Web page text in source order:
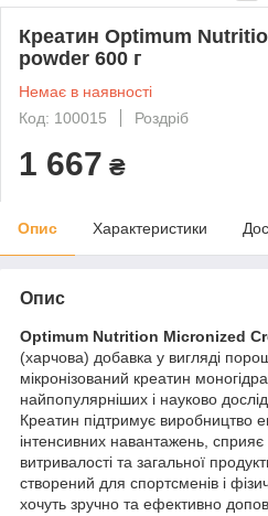
Креатин Optimum
powder 600 г
Немає в наявності
Код: 100015
Роздріб
1 667 ₴
Опис Характеристики
Опис
Optimum Nutrition Micronized
(харчова) добавка у вигляді
мікронізований креатин
найпопулярніших і науково
Креатин підтримує виробництво
інтенсивних навантажень,
витривалості та загальної
створений для спортсменів і
хочуть зручно та ефективно